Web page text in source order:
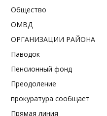
Общество
ОМВД
ОРГАНИЗАЦИИ РАЙОНА
Паводок
Пенсионный фонд
Преодоление
прокуратура сообщает
Прямая линия